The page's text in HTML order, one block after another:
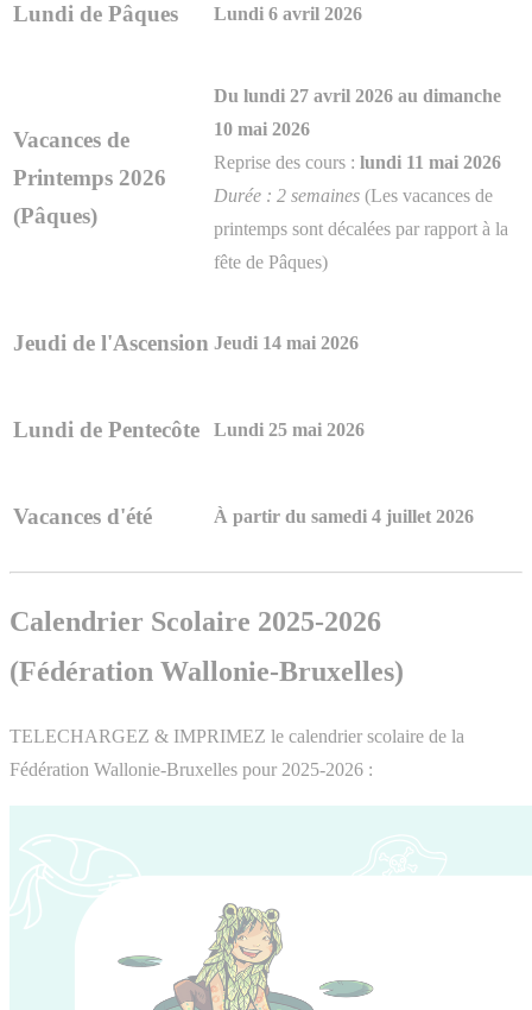
Lundi de Pâques Lundi 6 avril 2026
Vacances de
Printemps 2026
(Pâques)
Du lundi 27 avril 2026 au dimanche
10 mai 2026
Reprise des cours : lundi 11 mai 2026
Durée : 2 semaines (Les vacances de
printemps sont décalées par rapport à la
fête de Pâques)
Jeudi de l'Ascension Jeudi 14 mai 2026
Lundi de Pentecôte Lundi 25 mai 2026
Vacances d'été À partir du samedi 4 juillet 2026
Calendrier Scolaire 2025-2026
(Fédération Wallonie-Bruxelles)
TELECHARGEZ & IMPRIMEZ le calendrier scolaire de la
Fédération Wallonie-Bruxelles pour 2025-2026 :